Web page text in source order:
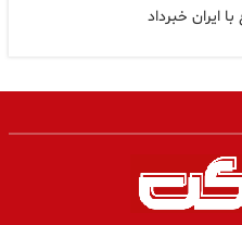
ایران خبرداد